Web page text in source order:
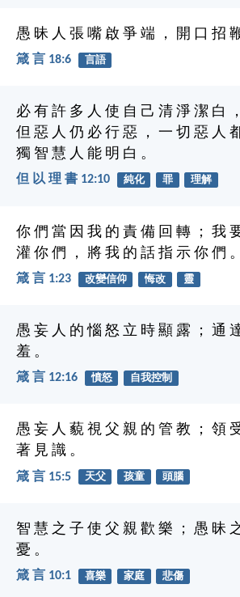
愚 昧 人 張 嘴 啟 爭 端 ， 開 口 招
箴 言 18:6 言語
必 有 許 多 人 使 自 己 清 淨 潔 白
但 惡 人 仍 必 行 惡 ， 一 切 惡 人
獨 智 慧 人 能 明 白 。
但 以 理 書 12:10 純化 罪 理解
你 們 當 因 我 的 責 備 回 轉 ； 我
灌 你 們 ， 將 我 的 話 指 示 你 們 。
箴 言 1:23 改變信仰 悔改 靈
愚 妄 人 的 惱 怒 立 時 顯 露 ； 通
羞 。
箴 言 12:16 憤怒 自我控制
愚 妄 人 藐 視 父 親 的 管 教 ； 領
著 見 識 。
箴 言 15:5 天父 孩童 頭腦
智 慧 之 子 使 父 親 歡 樂 ； 愚 昧
憂 。
箴 言 10:1 喜樂 家庭 悲傷